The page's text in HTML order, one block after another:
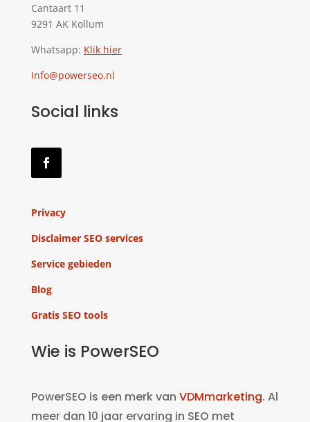
Cantaart 11
9291 AK Kollum
Whatsapp: Klik hier
Info@powerseo.nl
Social links
Privacy
Disclaimer SEO services
Service gebieden
Blog
Gratis SEO tools
Wie is PowerSEO
PowerSEO is een merk van VDMmarketing. Al
meer dan 10 jaar ervaring in SEO met